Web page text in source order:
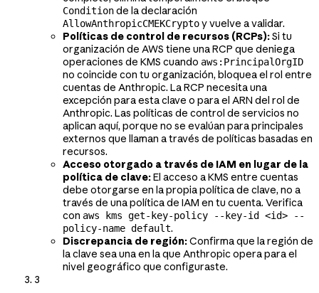
Conditionde la declaración
AllowAnthropicCMEKCryptoy vuelve a validar.
Políticas de control de recursos (RCPs):Si tu
organización de AWS tiene una RCP que deniega
operaciones de KMS cuando aws:PrincipalOrgID
no coincide con tu organización, bloquea el rol entre
cuentas de Anthropic. La RCP necesita una
excepción para esta clave o para el ARN del rol de
Anthropic. Las políticas de control de servicios no
aplican aquí, porque no se evalúan para principales
externos que llaman a través de políticas basadas en
recursos.
Acceso otorgado a través de IAM en lugar de la
política de clave:El acceso a KMS entre cuentas
debe otorgarse en la propia política de clave, no a
través de una política de IAM en tu cuenta. Verifica
con aws kms get-key-policy --key-id <id> --
policy-name default.
Discrepancia de región:Confirma que la región de
la clave sea una en la que Anthropic opera para el
nivel geográfico que configuraste.
3